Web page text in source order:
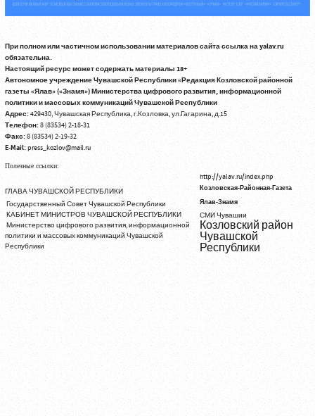
При полном или частичном использовании материалов сайта ссылка на yalav.ru
обязательна.
Настоящий ресурс может содержать материалы 18+
Автономное учреждение Чувашской Республики «Редакция Козловской районной
газеты «Ялав» («Знамя») Министерства цифрового развития, информационной
политики и массовых коммуникаций Чувашской Республики
Адрес:429430, Чувашская Республика, г.Козловка, ул.Гагарина, д.15
Телефон:8 (83534) 2-18-31
Факс:8 (83534) 2-19-32
E-Mail:press_kozlov@mail.ru
Полезные ссылки:
ГЛАВА ЧУВАШСКОЙ РЕСПУБЛИКИ
Государственный Совет Чувашской Республики
КАБИНЕТ МИНИСТРОВ ЧУВАШСКОЙ РЕСПУБЛИКИ
Министерство цифрового развития, информационной
политики и массовых коммуникаций Чувашской
Республики
http://yalav.ru/index.php
Козловская-Районная-Газета
Ялав-Знамя
СМИ Чувашии
Козловский район
Чувашской
Республики